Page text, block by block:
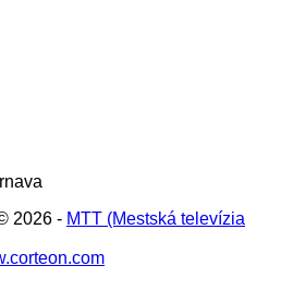
2026 - MTT (Mestská televízia